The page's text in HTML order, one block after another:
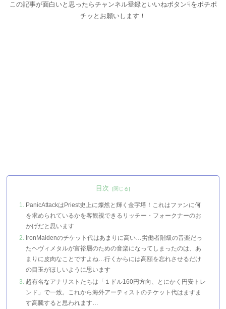
この記事が面白いと思ったらチャンネル登録といいねボタン☟をポチポ
チッとお願いします！
目次
PanicAttackはPriest史上に燦然と輝く金字塔！これはファンに何
を求められているかを客観視できるリッチー・フォークナーのお
かげだと思います
IronMaidenのチケット代はあまりに高い…労働者階級の音楽だっ
たヘヴィメタルが富裕層のための音楽になってしまったのは、あ
まりに皮肉なことですよね…行くからには高額を忘れさせるだけ
の目玉がほしいように思います
超有名なアナリストたちは「１ドル160円方向、とにかく円安トレ
ンド」で一致。これから海外アーティストのチケット代はますま
す高騰すると思われます…